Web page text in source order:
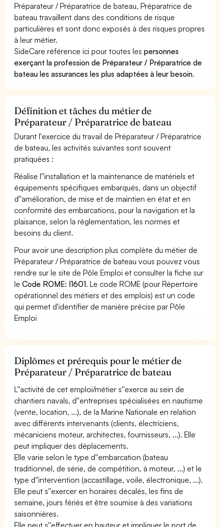
Préparateur / Préparatrice de bateau, Préparatrice de
bateau travaillent dans des conditions de risque
particulières et sont donc exposés à des risques propres
à leur métier.
SideCare référence ici pour toutes lespersonnes
exerçant la profession de Préparateur / Préparatrice de
bateau les assurances les plus adaptées à leur besoin.
Définition et tâches du métier de
Préparateur / Préparatrice de bateau
Durant l'exercice du travail de Préparateur / Préparatrice
de bateau, les activités suivantes sont souvent
pratiquées :
Réalise l''installation et la maintenance de matériels et
équipements spécifiques embarqués, dans un objectif
d''amélioration, de mise et de maintien en état et en
conformité des embarcations, pour la navigation et la
plaisance, selon la réglementation, les normes et
besoins du client.
Pour avoir une description plus complète du métier de
Préparateur / Préparatrice de bateau vous pouvez vous
rendre sur le site de Pôle Emploi et consulter la fiche sur
leCode ROME: I1601. Le code ROME (pour Répertoire
opérationnel des métiers et des emplois) est un code
qui permet d'identifier de manière précise par Pôle
Emploi
Diplômes et prérequis pour le métier de
Préparateur / Préparatrice de bateau
L''activité de cet emploi/métier s''exerce au sein de
chantiers navals, d''entreprises spécialisées en nautisme
(vente, location, ...), de la Marine Nationale en relation
avec différents intervenants (clients, électriciens,
mécaniciens moteur, architectes, fournisseurs, ...). Elle
peut impliquer des déplacements.
Elle varie selon le type d''embarcation (bateau
traditionnel, de série, de compétition, à moteur, ...) et le
type d''intervention (accastillage, voile, électronique, ...).
Elle peut s''exercer en horaires décalés, les fins de
semaine, jours fériés et être soumise à des variations
saisonnières.
Elle peut s''effectuer en hauteur et impliquer le port de